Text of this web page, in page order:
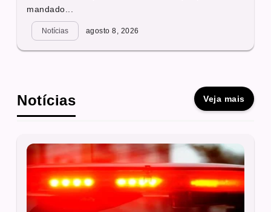
mandado...
Notícias agosto 8, 2026
Notícias Veja mais